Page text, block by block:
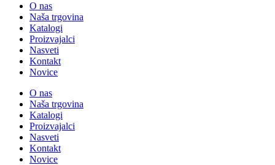
O nas
Naša trgovina
Katalogi
Proizvajalci
Nasveti
Kontakt
Novice
O nas
Naša trgovina
Katalogi
Proizvajalci
Nasveti
Kontakt
Novice